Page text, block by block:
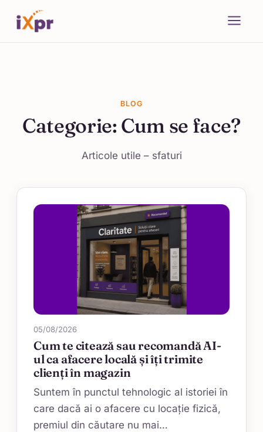
BLOG
Categorie: Cum se face?
Articole utile – sfaturi
05/08/2026
Cum te citează sau recomandă AI-
ul ca afacere locală și îți trimite
clienți în magazin
Suntem în punctul tehnologic al istoriei în
care dacă ai o afacere cu locație fizică,
premiul din căutare nu mai…